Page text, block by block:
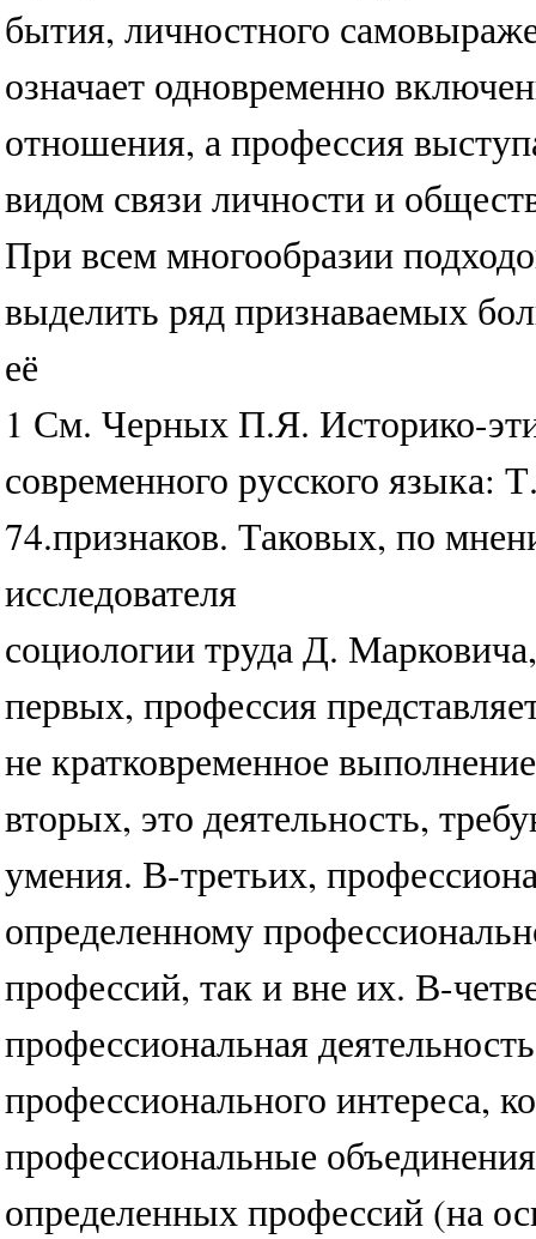
бытия, личностного
означает одновременно
отношения, а профессия
видом связи личности и
При всем многообразии
выделить ряд признаваемых
её
1 См. Черных П.Я. Историко-
современного русского
74.признаков. Таковых, по
исследователя
социологии труда Д.
первых, профессия
не кратковременное
вторых, это деятельность,
умения. В-третьих,
определенному
профессий, так и вне их. В-
профессиональная
профессионального интереса,
профессиональные
определенных профессий (на